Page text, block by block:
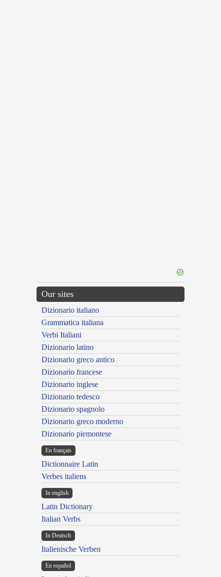
Our sites
Dizionario italiano
Grammatica italiana
Verbi Italiani
Dizionario latino
Dizionario greco antico
Dizionario francese
Dizionario inglese
Dizionario tedesco
Dizionario spagnolo
Dizionario greco moderno
Dizionario piemontese
En français
Dictionnaire Latin
Verbes italiens
In english
Latin Dictionary
Italian Verbs
In Deutsch
Italienische Verben
En español